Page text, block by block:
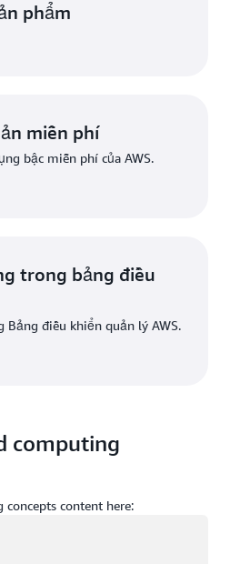
phẩm
miễn phí
bậc miễn phí của AWS.
trong bảng điều
Bảng điều khiển quản lý AWS.
computing
content here: